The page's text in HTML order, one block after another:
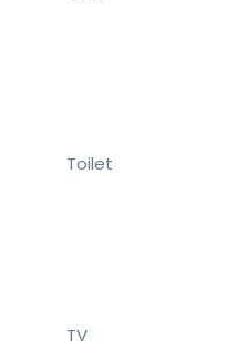
Toilet
TV